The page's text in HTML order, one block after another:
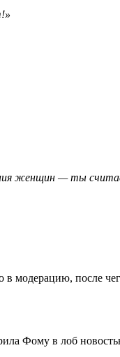
женщин — ты
модерацию, после
Фому в лоб